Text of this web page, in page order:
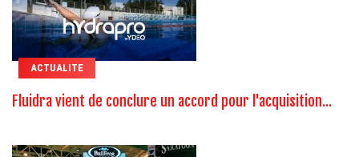
ACTUALITE
Fluidra vient de conclure un accord pour l'acquisition...